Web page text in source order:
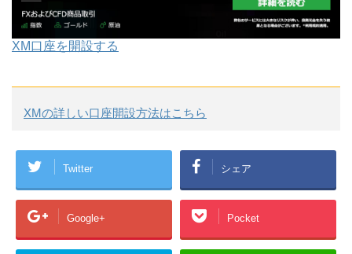
XM口座を開設する
XMの詳しい口座開設方法はこちら
Twitter シェア
Google+ Pocket